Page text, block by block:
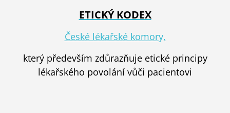
ETICKÝ KODEX
České lékařské komory,
který především zdůrazňuje etické principy
lékařského povolání vůči pacientovi